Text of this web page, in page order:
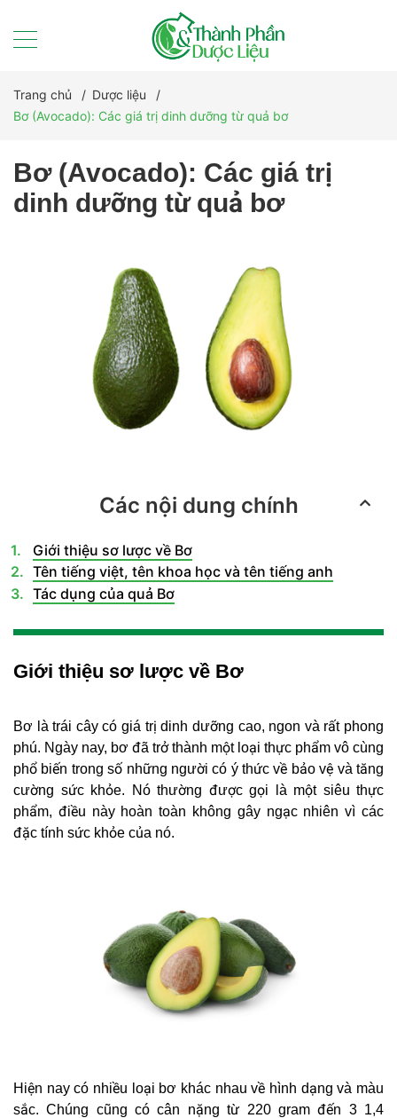
Trang chủ / Dược liệu
/
Bơ (Avocado): Các giá trị dinh dưỡng từ quả bơ
Bơ (Avocado): Các giá trị
dinh dưỡng từ quả bơ
Các nội dung chính
Giới thiệu sơ lược về Bơ
Tên tiếng việt, tên khoa học và tên tiếng anh
Tác dụng của quả Bơ
Giới thiệu sơ lược về Bơ
Bơ là trái cây có giá trị dinh dưỡng cao, ngon và rất phong
phú. Ngày nay, bơ đã trở thành một loại thực phẩm vô cùng
phổ biến trong số những người có ý thức về bảo vệ và tăng
cường sức khỏe. Nó thường được gọi là một siêu thực
phẩm, điều này hoàn toàn không gây ngạc nhiên vì các
đặc tính sức khỏe của nó.
Hiện nay có nhiều loại bơ khác nhau về hình dạng và màu
sắc. Chúng cũng có cân nặng từ 220 gram đến 3 1,4